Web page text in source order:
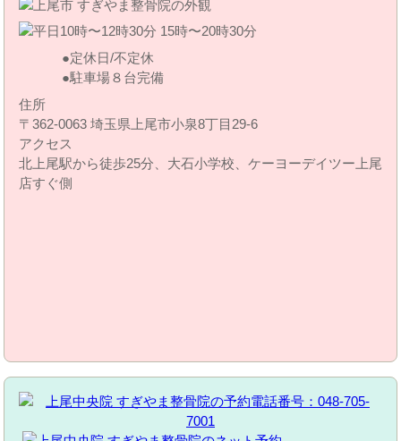
定休日/不定休
駐車場８台完備
住所
〒362-0063 埼玉県上尾市小泉8丁目29‐6
アクセス
北上尾駅から徒歩25分、大石小学校、ケーヨーデイツー上尾
店すぐ側